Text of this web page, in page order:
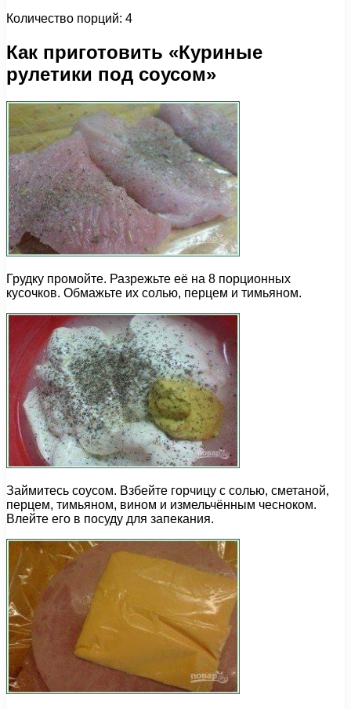
Количество порций: 4
Как приготовить «Куриные
рулетики под соусом»
Грудку промойте. Разрежьте её на 8 порционных
кусочков. Обмажьте их солью, перцем и тимьяном.
Займитесь соусом. Взбейте горчицу с солью, сметаной,
перцем, тимьяном, вином и измельчённым чесноком.
Влейте его в посуду для запекания.